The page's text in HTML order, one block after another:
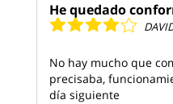
He quedado
No hay mucho que
precisaba,
día siguiente